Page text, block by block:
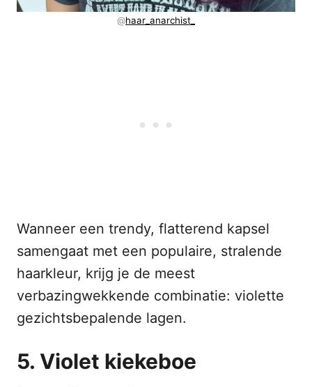
@haar_anarchist_
Wanneer een trendy, flatterend kapsel
samengaat met een populaire, stralende
haarkleur, krijg je de meest
verbazingwekkende combinatie: violette
gezichtsbepalende lagen.
5. Violet kiekeboe